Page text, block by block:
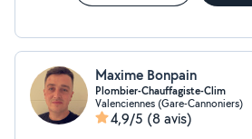
Agrément SAP 50% de réduction
Maxime Bonpain
Plombier-Chauffagiste-Clim
Valenciennes (Gare-Cannoniers)
4,9/5 (8 avis)